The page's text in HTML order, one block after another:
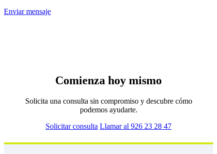
Enviar mensaje
Comienza hoy mismo
Solicita una consulta sin compromiso y descubre cómo
podemos ayudarte.
Solicitar consulta Llamar al 926 23 28 47